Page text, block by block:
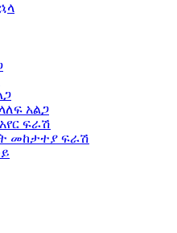
አልጋ
ፍራሽ
መከታተያ ፍራሽ